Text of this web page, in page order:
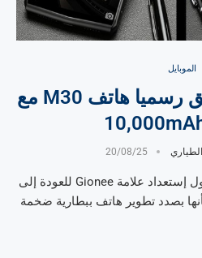
الموبايل
علامة Gionee تطلق رسميا هاتف M30 مع
20/08/25
انتشرت منذ فترة تسريبات حول إستعداد علامة Gionee للعودة إلى
بصدد تطوير هاتف ببطارية ضخمة